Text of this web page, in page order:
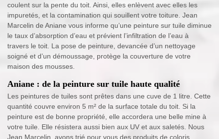
coulent sur la pente du toit. Ainsi, elles enlèvent avec elles les
impuretés, et la contamination qui souillent votre toiture. Jean
Marcelin de Aniane vous informe qu’une peinture sur tuile diminue
le taux d’absorption d’eau et prévient l’infiltration de l’eau à
travers le toit. La pose de peinture, devancée d’un nettoyage
soigné et d’un démoussage, protège la couverture de votre
maison des mousses.
Aniane : de la peinture sur tuile haute qualité
Les peintures de tuiles sont prêtes dans une cuve de 1 litre. Cette
quantité couvre environ 5 m² de la surface totale du toit. Si la
peinture est de bonne propriété, elle accordera une belle mine à
votre tuile. Elle résistera aussi bien aux UV et aux saletés. Nous
Jean Marcelin, avons trié pour vous des produits de coloris